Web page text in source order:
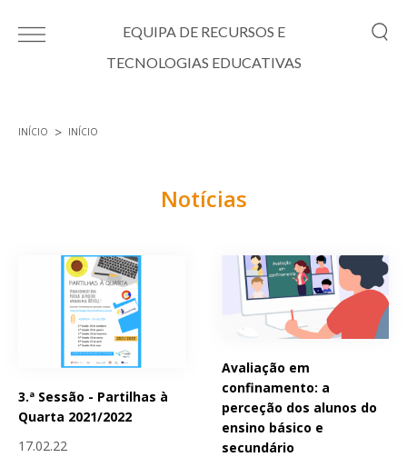
EQUIPA DE RECURSOS E
TECNOLOGIAS EDUCATIVAS
INÍCIO INÍCIO
Notícias
3.ª Sessão - Partilhas à
Quarta 2021/2022
17.02.22
Avaliação em
confinamento: a
perceção dos alunos do
ensino básico e
secundário
Páginas